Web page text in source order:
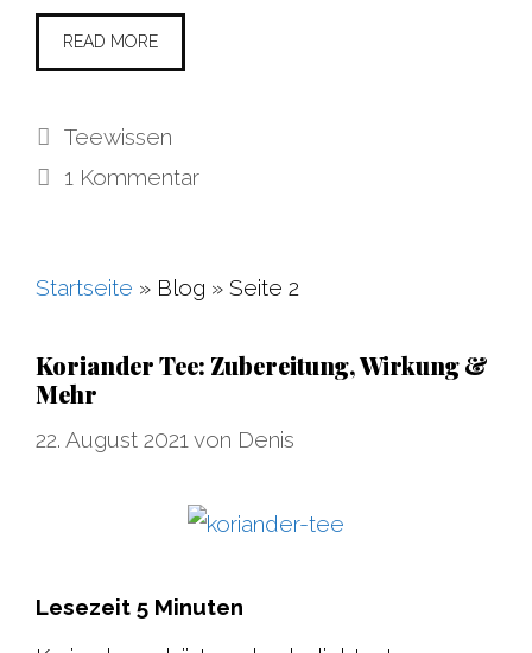
READ MORE
Kategorien
Teewissen
1 Kommentar
Startseite » Blog » Seite 2
Koriander Tee: Zubereitung, Wirkung &
Mehr
22. August 2021 von Denis
Lesezeit 5 Minuten